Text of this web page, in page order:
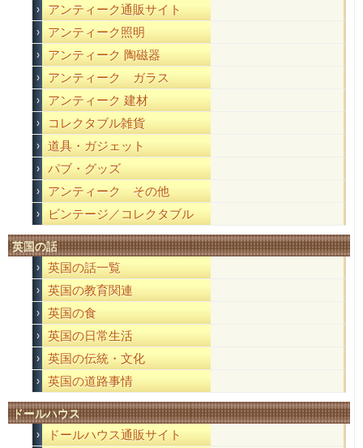
アンティーク通販サイト
アンティーク照明
アンティーク 陶磁器
アンティーク ガラス
アンティーク 建材
コレクタブル雑貨
道具・ガジェット
パブ・グッズ
アンティーク その他
ビンテージ／コレクタブル
英国の話
英国の話一覧
英国の教育関連
英国の食
英国の日常生活
英国の伝統・文化
英国の道路事情
ドールハウス
ドールハウス通販サイト